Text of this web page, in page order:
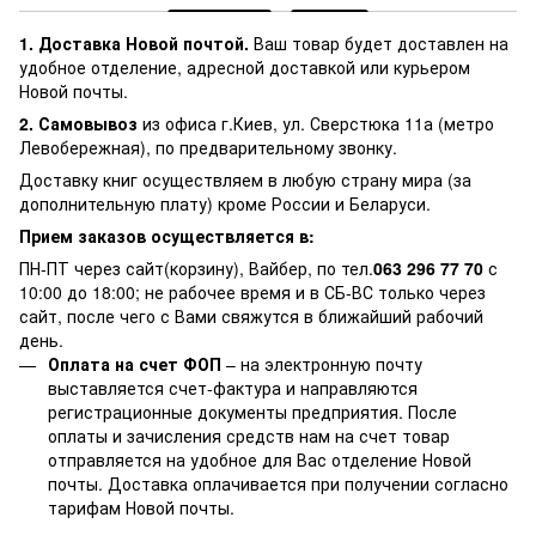
1. Доставка Новой почтой. Ваш товар будет доставлен на
удобное отделение, адресной доставкой или курьером
Новой почты.
2. Самовывоз из офиса г.Киев, ул. Сверстюка 11а (метро
Левобережная), по предварительному звонку.
Доставку книг осуществляем в любую страну мира (за
дополнительную плату) кроме России и Беларуси.
Прием заказов осуществляется в:
ПН-ПТ через сайт(корзину), Вайбер, по тел.063 296 77 70 с
10:00 до 18:00; не рабочее время и в СБ-ВС только через
сайт, после чего с Вами свяжутся в ближайший рабочий
день.
Оплата на счет ФОП – на электронную почту
выставляется счет-фактура и направляются
регистрационные документы предприятия. После
оплаты и зачисления средств нам на счет товар
отправляется на удобное для Вас отделение Новой
почты. Доставка оплачивается при получении согласно
тарифам Новой почты.